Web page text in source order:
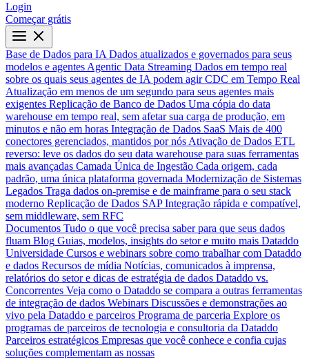
Login
Começar grátis
Base de Dados para IA Dados atualizados e governados para seus
modelos e agentes Agentic Data Streaming Dados em tempo real
sobre os quais seus agentes de IA podem agir CDC em Tempo Real
Atualização em menos de um segundo para seus agentes mais
exigentes Replicação de Banco de Dados Uma cópia do data
warehouse em tempo real, sem afetar sua carga de produção, em
minutos e não em horas Integração de Dados SaaS Mais de 400
conectores gerenciados, mantidos por nós Ativação de Dados ETL
reverso: leve os dados do seu data warehouse para suas ferramentas
mais avançadas Camada Única de Ingestão Cada origem, cada
padrão, uma única plataforma governada Modernização de Sistemas
Legados Traga dados on-premise e de mainframe para o seu stack
moderno Replicação de Dados SAP Integração rápida e compatível,
sem middleware, sem RFC
Documentos Tudo o que você precisa saber para que seus dados
fluam Blog Guias, modelos, insights do setor e muito mais Dataddo
Universidade Cursos e webinars sobre como trabalhar com Dataddo
e dados Recursos de mídia Notícias, comunicados à imprensa,
relatórios do setor e dicas de estratégia de dados Dataddo vs.
Concorrentes Veja como o Dataddo se compara a outras ferramentas
de integração de dados Webinars Discussões e demonstrações ao
vivo pela Dataddo e parceiros Programa de parceria Explore os
programas de parceiros de tecnologia e consultoria da Dataddo
Parceiros estratégicos Empresas que você conhece e confia cujas
soluções complementam as nossas